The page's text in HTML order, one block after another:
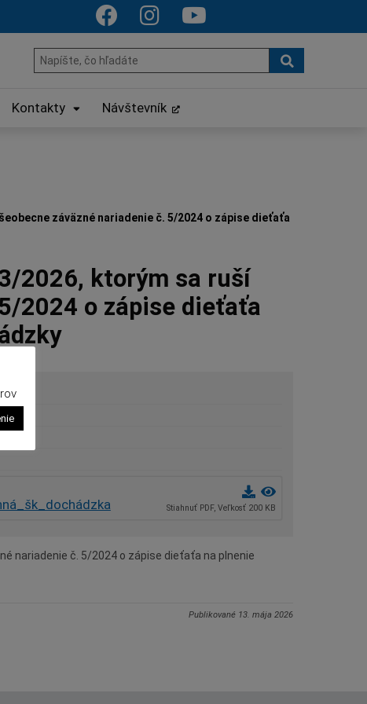
Hľadať:
Kontakty Návštevník
záväzné nariadenie č. 5/2024 o zápise dieťaťa
2026, ktorým sa ruší
2024 o zápise dieťaťa
Stiahnuť PDF, Veľkosť 200 KB
nariadenie č. 5/2024 o zápise dieťaťa na plnenie
Publikované 13. mája 2026